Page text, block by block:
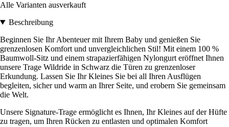
Alle Varianten ausverkauft
Beschreibung
Beginnen Sie Ihr Abenteuer mit Ihrem Baby und genießen Sie
grenzenlosen Komfort und unvergleichlichen Stil! Mit einem 100 %
Baumwoll-Sitz und einem strapazierfähigen Nylongurt eröffnet Ihnen
unsere Trage Wildride in Schwarz die Türen zu grenzenloser
Erkundung. Lassen Sie Ihr Kleines Sie bei all Ihren Ausflügen
begleiten, sicher und warm an Ihrer Seite, und erobern Sie gemeinsam
die Welt.
Unsere Signature-Trage ermöglicht es Ihnen, Ihr Kleines auf der Hüfte
zu tragen, um Ihren Rücken zu entlasten und optimalen Komfort